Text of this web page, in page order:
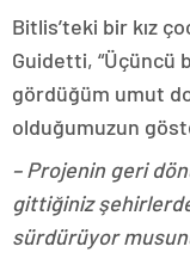
Bitlis’teki bir kız
Guidetti, “Üçüncü
gördüğüm umut
olduğumuzun
– Projenin geri
gittiğiniz
sürdürüyor